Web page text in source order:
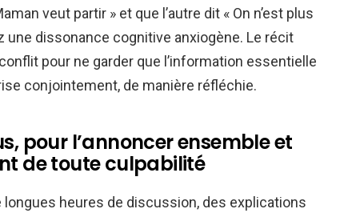
veut partir » et que l’autre dit « On n’est plus
une dissonance cognitive anxiogène. Le récit
pour ne garder que l’information essentielle
conjointement, de manière réfléchie.
pour l’annoncer ensemble et
de toute culpabilité
longues heures de discussion, des explications